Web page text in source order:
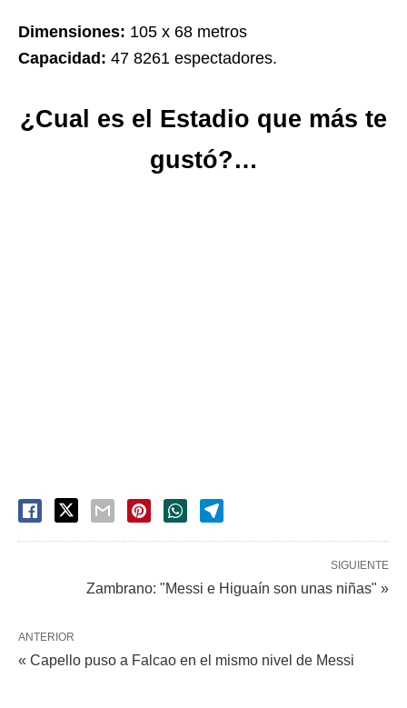
Dimensiones: 105 x 68 metros
Capacidad: 47 8261 espectadores.
¿Cual es el Estadio que más te
gustó?…
SIGUIENTE
Zambrano: "Messi e Higuaín son unas niñas" »
ANTERIOR
« Capello puso a Falcao en el mismo nivel de Messi